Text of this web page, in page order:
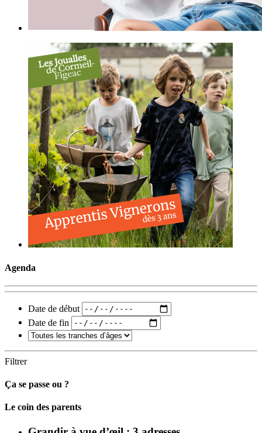
Agenda
Date de début
Date de fin
Filtrer
Ça se passe ou ?
Carto
Le coin des parents